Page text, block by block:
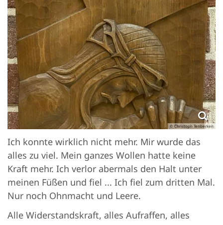
© Christoph Tenberken
Ich konnte wirklich nicht mehr. Mir wurde das
alles zu viel. Mein ganzes Wollen hatte keine
Kraft mehr. Ich verlor abermals den Halt unter
meinen Füßen und fiel ... Ich fiel zum dritten Mal.
Nur noch Ohnmacht und Leere.
Alle Widerstandskraft, alles Aufraffen, alles